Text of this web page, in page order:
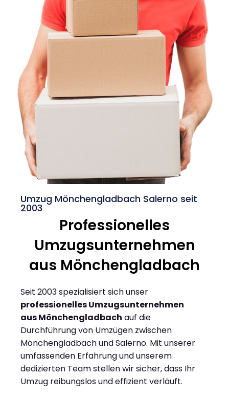
Umzug Mönchengladbach Salerno seit
2003
Professionelles
Umzugsunternehmen
aus Mönchengladbach
Seit 2003 spezialisiert sich unser
professionelles Umzugsunternehmen
aus Mönchengladbach auf die
Durchführung von Umzügen zwischen
Mönchengladbach und Salerno. Mit unserer
umfassenden Erfahrung und unserem
dedizierten Team stellen wir sicher, dass Ihr
Umzug reibungslos und effizient verläuft.